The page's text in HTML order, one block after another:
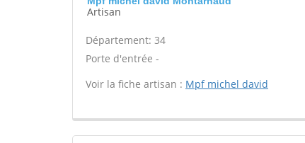
Artisan
Département: 34
Porte d'entrée -
Voir la fiche artisan : Mpf michel david